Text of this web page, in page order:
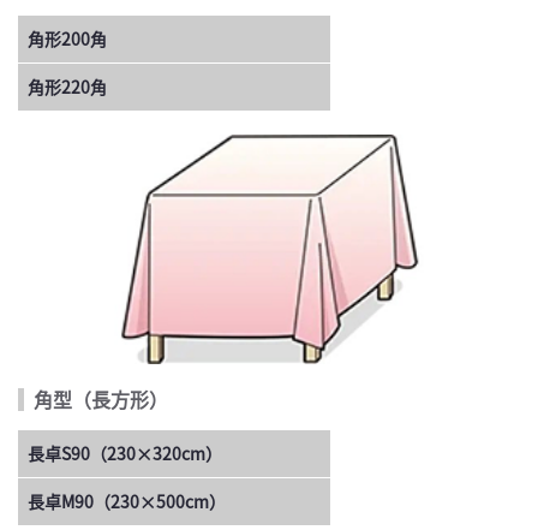
角形200角
角形220角
角型（長方形）
長卓S90（230×320cm）
長卓M90（230×500cm）